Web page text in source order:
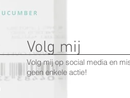
Volg mij
Volg mij op social media en
geen enkele actie!